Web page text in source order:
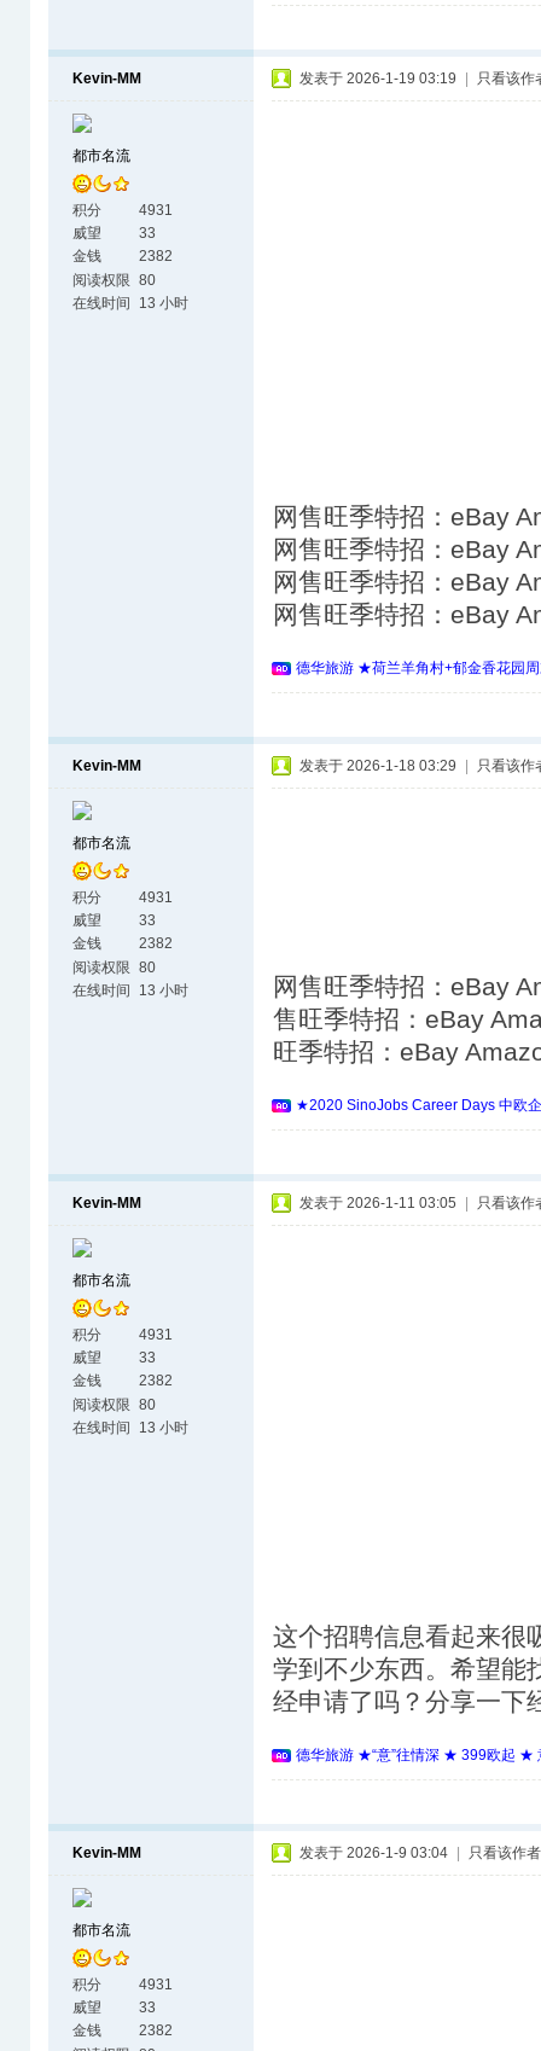
Kevin-MM
都市名流
积分
4931
威望
33
金钱
2382
阅读权限 80
在线时间
13 小时
发表于 2026-1-19 03:19 只看该作
网售旺季特招：eBay
网售旺季特招：eBay
网售旺季特招：eBay
网售旺季特招：eBay
德华旅游 ★荷兰羊角村+郁金香花园
Kevin-MM
都市名流
积分
4931
威望
33
金钱
2382
阅读权限 80
在线时间
13 小时
发表于 2026-1-18 03:29 只看该作
网售旺季特招：eBay
售旺季特招：eBay
旺季特招：eBay
★2020 SinoJobs Career Days 中欧
Kevin-MM
都市名流
积分
4931
威望
33
金钱
2382
阅读权限 80
在线时间
13 小时
发表于 2026-1-11 03:05 只看该作
这个招聘信息看起来很
学到不少东西。希望能
经申请了吗？分享一下
德华旅游 ★“意”往情深 ★ 399欧起 ★
Kevin-MM
都市名流
积分
4931
威望
33
金钱
2382
发表于 2026-1-9 03:04 只看该作者